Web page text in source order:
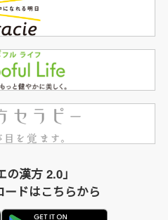
の漢方 2.0」
ードはこちらから